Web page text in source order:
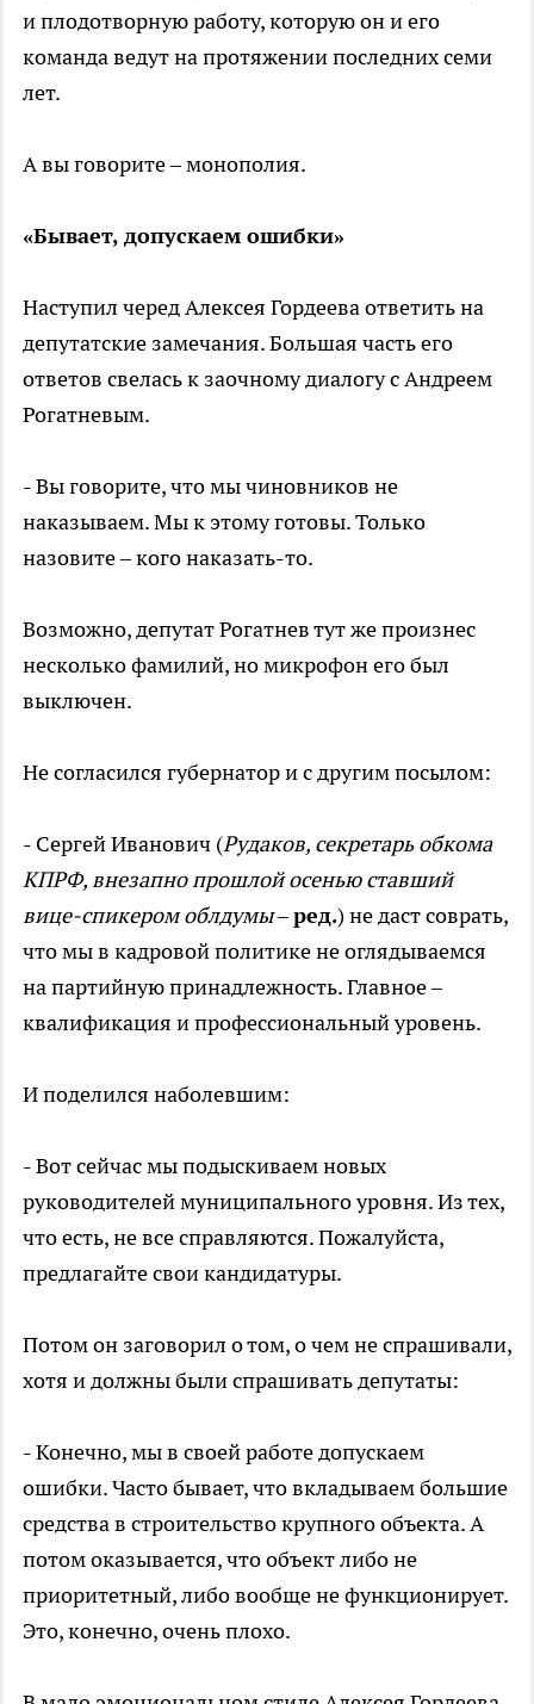
и плодотворную работу, которую он и его
команда ведут на протяжении последних семи
лет.
А вы говорите – монополия.
«Бывает, допускаем ошибки»
Наступил черед Алексея Гордеева ответить на
депутатские замечания. Большая часть его
ответов свелась к заочному диалогу с Андреем
Рогатневым.
- Вы говорите, что мы чиновников не
наказываем. Мы к этому готовы. Только
назовите – кого наказать-то.
Возможно, депутат Рогатнев тут же произнес
несколько фамилий, но микрофон его был
выключен.
Не согласился губернатор и с другим посылом:
- Сергей Иванович (Рудаков, секретарь обкома
КПРФ, внезапно прошлой осенью ставший
вице-спикером облдумы–ред.) не даст соврать,
что мы в кадровой политике не оглядываемся
на партийную принадлежность. Главное –
квалификация и профессиональный уровень.
И поделился наболевшим:
- Вот сейчас мы подыскиваем новых
руководителей муниципального уровня. Из тех,
что есть, не все справляются. Пожалуйста,
предлагайте свои кандидатуры.
Потом он заговорил о том, о чем не спрашивали,
хотя и должны были спрашивать депутаты:
- Конечно, мы в своей работе допускаем
ошибки. Часто бывает, что вкладываем большие
средства в строительство крупного объекта. А
потом оказывается, что объект либо не
приоритетный, либо вообще не функционирует.
Это, конечно, очень плохо.